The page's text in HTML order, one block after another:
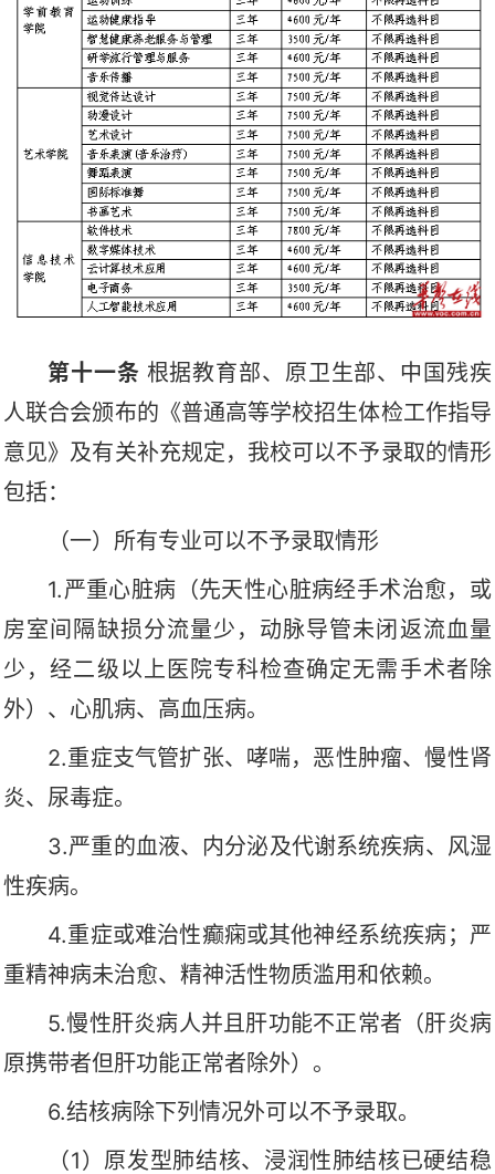
第十一条 根据教育部、原卫生部、中国残疾
人联合会颁布的《普通高等学校招生体检工作指导
意见》及有关补充规定， 我校可以不予录取的情形
包括：
（一）所有专业可以不予录取情形
1.严重心脏病（先天性心脏病经手术治愈，或
房室间隔缺损分流量少，动脉导管未闭返流血量
少，经二级以上医院专科检查确定无需手术者除
外）、心肌病、高血压病。
2.重症支气管扩张、哮喘，恶性肿瘤、慢性肾
炎、尿毒症。
3.严重的血液、内分泌及代谢系统疾病、风湿
性疾病。
4.重症或难治性癫痫或其他神经系统疾病；严
重精神病未治愈、精神活性物质滥用和依赖。
5.慢性肝炎病人并且肝功能不正常者（肝炎病
原携带者但肝功能正常者除外）。
6.结核病除下列情况外可以不予录取。
（1）原发型肺结核、浸润性肺结核已硬结稳